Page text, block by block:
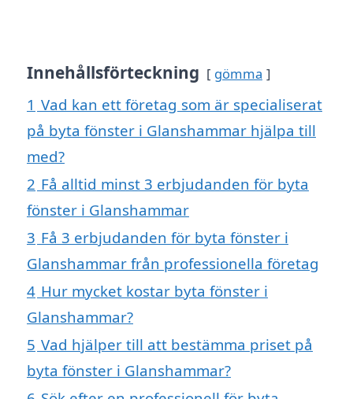
Innehållsförteckning gömma
1 Vad kan ett företag som är specialiserat
på byta fönster i Glanshammar hjälpa till
med?
2 Få alltid minst 3 erbjudanden för byta
fönster i Glanshammar
3 Få 3 erbjudanden för byta fönster i
Glanshammar från professionella företag
4 Hur mycket kostar byta fönster i
Glanshammar?
5 Vad hjälper till att bestämma priset på
byta fönster i Glanshammar?